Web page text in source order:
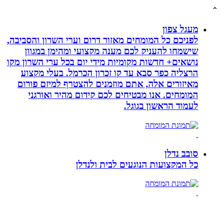
מעגל צפון
לפניכם כל המומחים מאזור דרום וערי השרון והסביבה,
שישמחו להעניק לכם מענה מקצועי ומהימן במגוון
נושאים+ חדשות מקומיות מידי יום בכל ערי השרון מקו
הרצליה כפר סבא עד קו זכרון הכרמל. בעלי מקצוע
מאיזורים אלה, אתם מוזמנים להצטרף למיזם פורום
המומחים. אנו מבטיחים לכם קידום מהיר ואורגני
לעמוד הראשון בגוגל.
סובב נדלן
כל המקצועות הנוגעים לבית ולנדלן